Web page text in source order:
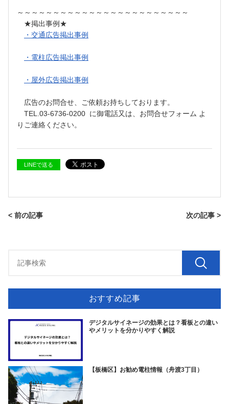
～～～～～～～～～～～～～～～～～～～～～～～～
★掲出事例★
・交通広告掲出事例
・電柱広告掲出事例
・屋外広告掲出事例
広告のお問合せ、ご依頼お持ちしております。
TEL.03-6736-0200 に御電話又は、お問合せフォーム よ
りご連絡ください。
LINEで送る
< 前の記事 次の記事 >
おすすめ記事
デジタルサイネージの効果とは？看板との違い
やメリットを分かりやすく解説
【板橋区】お勧め電柱情報（舟渡3丁目）